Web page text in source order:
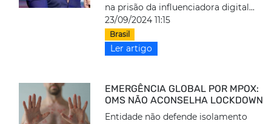
na prisão da influenciadora digital...
23/09/2024 11:15
Brasil
Ler artigo
EMERGÊNCIA GLOBAL POR MPOX:
OMS NÃO ACONSELHA LOCKDOWN
Entidade não defende isolamento